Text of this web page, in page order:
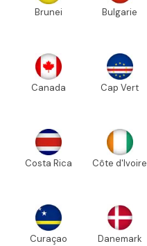
Brunei Bulgarie
Canada Cap Vert
Costa Rica Côte d'Ivoire
Curaçao Danemark